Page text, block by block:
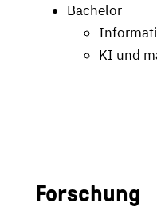
Bachelor
KI und
Forschung